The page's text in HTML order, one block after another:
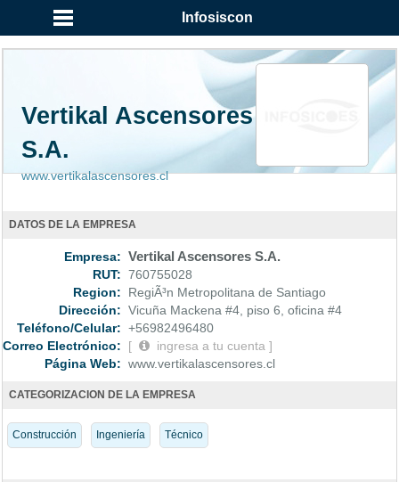
Infosiscon
Vertikal Ascensores
S.A.
www.vertikalascensores.cl
DATOS DE LA EMPRESA
Empresa: Vertikal Ascensores S.A.
RUT: 760755028
Region: RegiÃ³n Metropolitana de Santiago
Dirección: Vicuña Mackena #4, piso 6, oficina #4
Teléfono/Celular: +56982496480
Correo Electrónico:
[
ingresa a tu cuenta ]
Página Web: www.vertikalascensores.cl
CATEGORIZACION DE LA EMPRESA
Construcción Ingeniería Técnico